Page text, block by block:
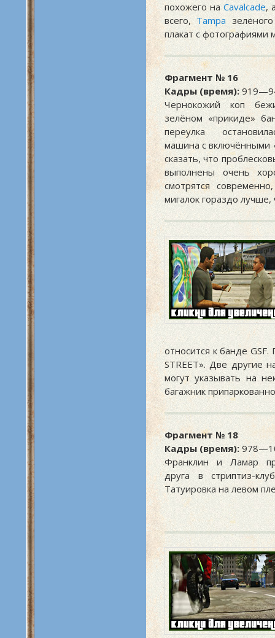
похожего наCavalcade,
всего,Tampa
плакат с фотографиями
Фрагмент № 16
Кадры (время):
Чернокожий коп
зелёном «прикиде»
переулка
машина с включёнными
сказать, что
выполнены очень
смотрятся
мигалок гораздо
относится к банде
STREET». Две другие
могут указывать на
багажник
Фрагмент № 18
Кадры (время):
Франклин и Ламар
друга в стриптиз-
Татуировка на левом